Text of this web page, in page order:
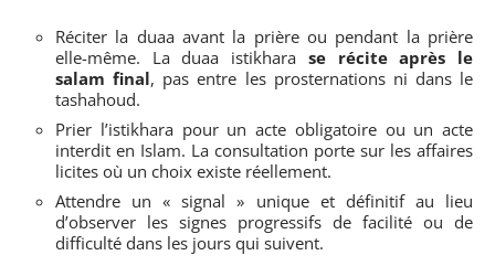
Réciter la duaa avant la prière ou pendant la prière
elle-même. La duaa istikhara se récite après le
salam final, pas entre les prosternations ni dans le
tashahoud.
Prier l’istikhara pour un acte obligatoire ou un acte
interdit en Islam. La consultation porte sur les affaires
licites où un choix existe réellement.
Attendre un « signal » unique et définitif au lieu
d’observer les signes progressifs de facilité ou de
difficulté dans les jours qui suivent.